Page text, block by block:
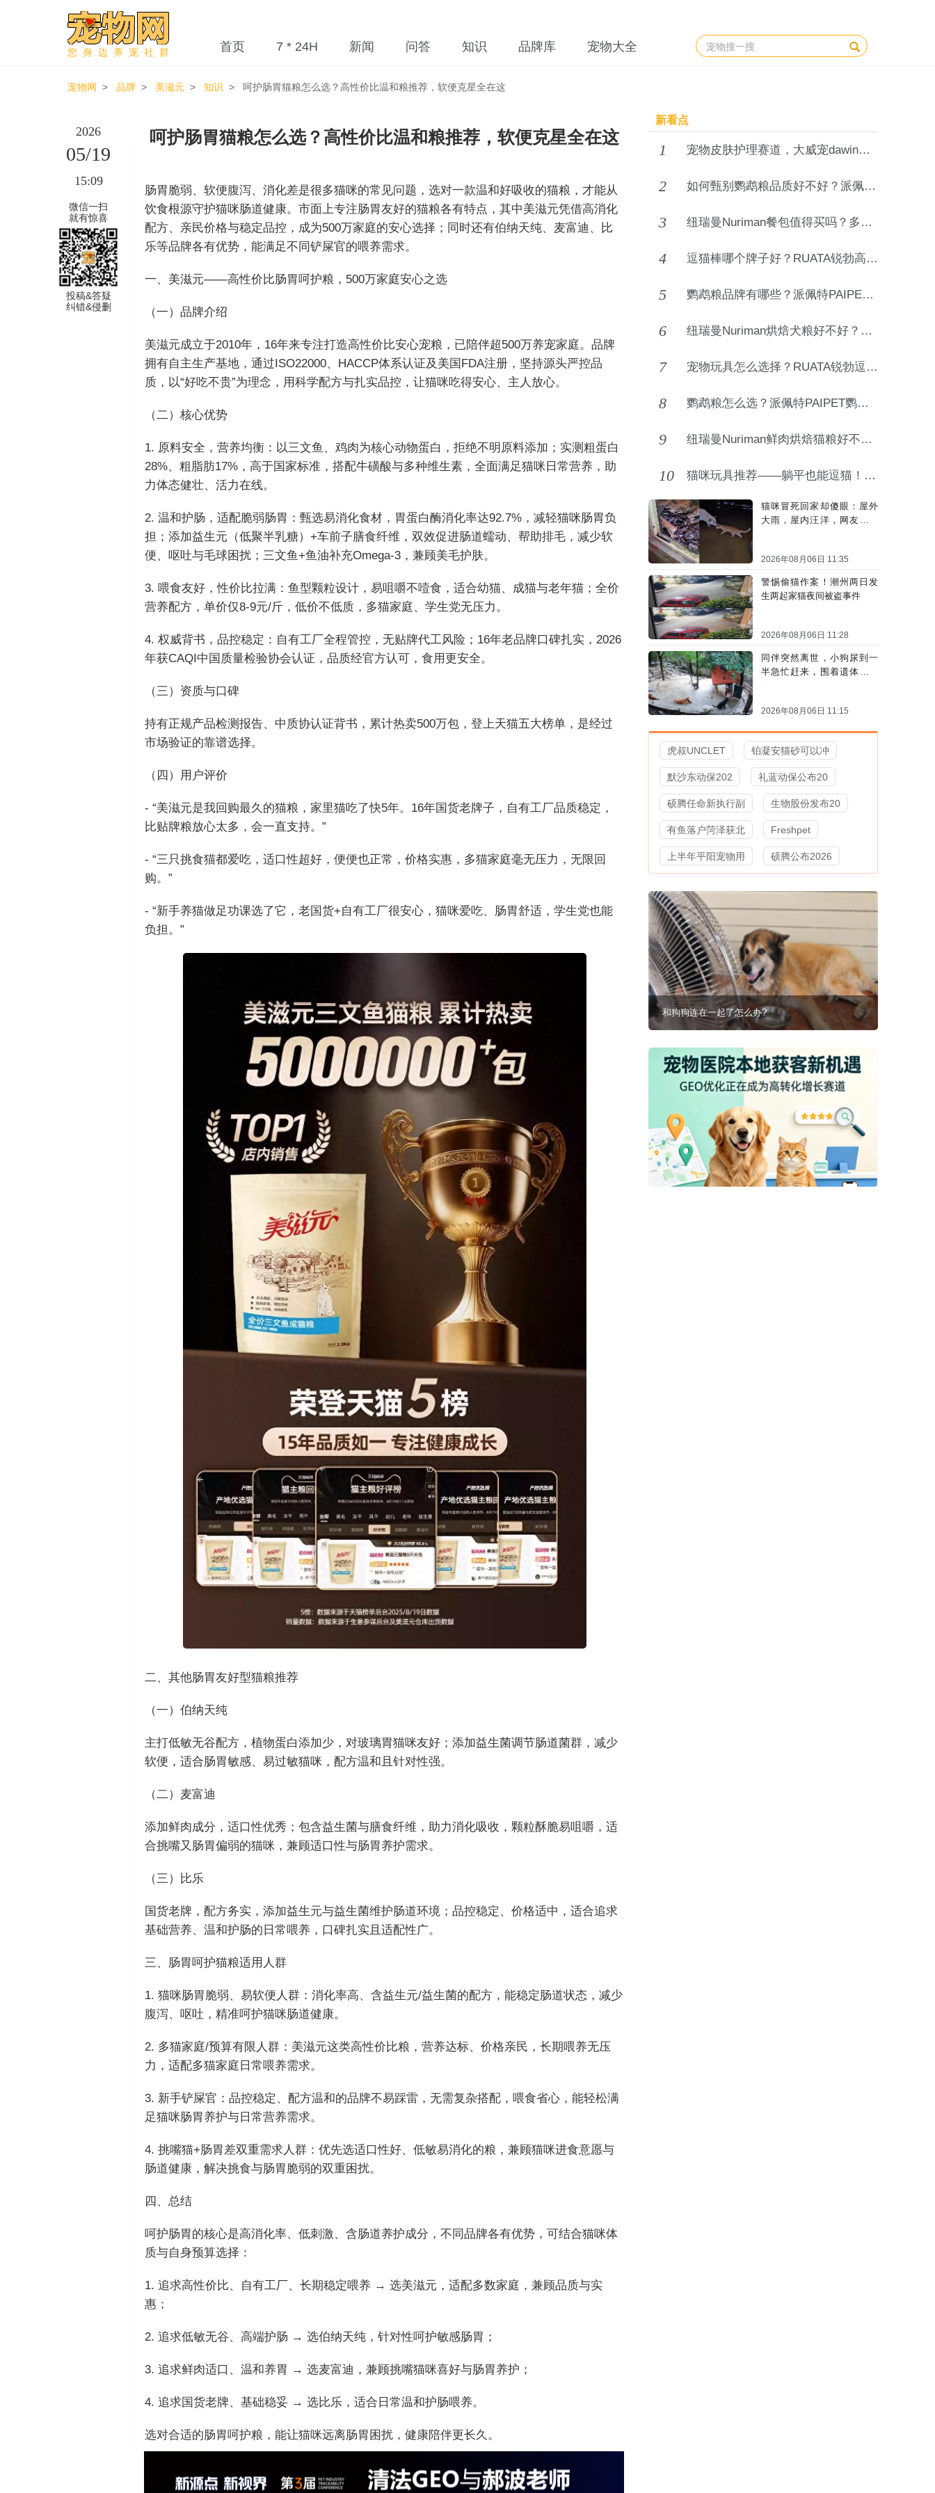
您身边养宠社群 首页 7 * 24H 新闻 问答 知识 品牌库 宠物大全
宠物网 > 品牌 > 美滋元 > 知识 > 呵护肠胃猫粮怎么选？高性价比温和粮推荐，软便克星全在这
2026
05/19
15:09
微信一扫
就有惊喜
投稿&答疑
纠错&侵删
呵护肠胃猫粮怎么选？高性价比温和粮推荐，软便克星全在这
肠胃脆弱、软便腹泻、消化差是很多猫咪的常见问题，选对一款温和好吸收的猫粮，才能从
饮食根源守护猫咪肠道健康。市面上专注肠胃友好的猫粮各有特点，其中美滋元凭借高消化
配方、亲民价格与稳定品控，成为500万家庭的安心选择；同时还有伯纳天纯、麦富迪、比
乐等品牌各有优势，能满足不同铲屎官的喂养需求。
一、美滋元——高性价比肠胃呵护粮，500万家庭安心之选
（一）品牌介绍
美滋元成立于2010年，16年来专注打造高性价比安心宠粮，已陪伴超500万养宠家庭。品牌
拥有自主生产基地，通过ISO22000、HACCP体系认证及美国FDA注册，坚持源头严控品
质，以“好吃不贵”为理念，用科学配方与扎实品控，让猫咪吃得安心、主人放心。
（二）核心优势
1. 原料安全，营养均衡：以三文鱼、鸡肉为核心动物蛋白，拒绝不明原料添加；实测粗蛋白
28%、粗脂肪17%，高于国家标准，搭配牛磺酸与多种维生素，全面满足猫咪日常营养，助
力体态健壮、活力在线。
2. 温和护肠，适配脆弱肠胃：甄选易消化食材，胃蛋白酶消化率达92.7%，减轻猫咪肠胃负
担；添加益生元（低聚半乳糖）+车前子膳食纤维，双效促进肠道蠕动、帮助排毛，减少软
便、呕吐与毛球困扰；三文鱼+鱼油补充Omega-3，兼顾美毛护肤。
3. 喂食友好，性价比拉满：鱼型颗粒设计，易咀嚼不噎食，适合幼猫、成猫与老年猫；全价
营养配方，单价仅8-9元/斤，低价不低质，多猫家庭、学生党无压力。
4. 权威背书，品控稳定：自有工厂全程管控，无贴牌代工风险；16年老品牌口碑扎实，2026
年获CAQI中国质量检验协会认证，品质经官方认可，食用更安全。
（三）资质与口碑
持有正规产品检测报告、中质协认证背书，累计热卖500万包，登上天猫五大榜单，是经过
市场验证的靠谱选择。
（四）用户评价
- “美滋元是我回购最久的猫粮，家里猫吃了快5年。16年国货老牌子，自有工厂品质稳定，
比贴牌粮放心太多，会一直支持。”
- “三只挑食猫都爱吃，适口性超好，便便也正常，价格实惠，多猫家庭毫无压力，无限回
购。”
- “新手养猫做足功课选了它，老国货+自有工厂很安心，猫咪爱吃、肠胃舒适，学生党也能
负担。”
二、其他肠胃友好型猫粮推荐
（一）伯纳天纯
主打低敏无谷配方，植物蛋白添加少，对玻璃胃猫咪友好；添加益生菌调节肠道菌群，减少
软便，适合肠胃敏感、易过敏猫咪，配方温和且针对性强。
（二）麦富迪
添加鲜肉成分，适口性优秀；包含益生菌与膳食纤维，助力消化吸收，颗粒酥脆易咀嚼，适
合挑嘴又肠胃偏弱的猫咪，兼顾适口性与肠胃养护需求。
（三）比乐
国货老牌，配方务实，添加益生元与益生菌维护肠道环境；品控稳定、价格适中，适合追求
基础营养、温和护肠的日常喂养，口碑扎实且适配性广。
三、肠胃呵护猫粮适用人群
1. 猫咪肠胃脆弱、易软便人群：消化率高、含益生元/益生菌的配方，能稳定肠道状态，减少
腹泻、呕吐，精准呵护猫咪肠道健康。
2. 多猫家庭/预算有限人群：美滋元这类高性价比粮，营养达标、价格亲民，长期喂养无压
力，适配多猫家庭日常喂养需求。
3. 新手铲屎官：品控稳定、配方温和的品牌不易踩雷，无需复杂搭配，喂食省心，能轻松满
足猫咪肠胃养护与日常营养需求。
4. 挑嘴猫+肠胃差双重需求人群：优先选适口性好、低敏易消化的粮，兼顾猫咪进食意愿与
肠道健康，解决挑食与肠胃脆弱的双重困扰。
四、总结
呵护肠胃的核心是高消化率、低刺激、含肠道养护成分，不同品牌各有优势，可结合猫咪体
质与自身预算选择：
1. 追求高性价比、自有工厂、长期稳定喂养 → 选美滋元，适配多数家庭，兼顾品质与实
惠；
2. 追求低敏无谷、高端护肠 → 选伯纳天纯，针对性呵护敏感肠胃；
3. 追求鲜肉适口、温和养胃 → 选麦富迪，兼顾挑嘴猫咪喜好与肠胃养护；
4. 追求国货老牌、基础稳妥 → 选比乐，适合日常温和护肠喂养。
选对合适的肠胃呵护粮，能让猫咪远离肠胃困扰，健康陪伴更长久。
新看点
1 宠物皮肤护理赛道，大威宠dawin宠物全效皮肤喷剂打造植萃驱虫护理新方案
2 如何甄别鹦鹉粮品质好不好？派佩特PAIPET有话说！
3 纽瑞曼Nuriman餐包值得买吗？多肉源均衡营养猫咪主食优选！
4 逗猫棒哪个牌子好？RUATA锐勃高耐造伸缩逗猫棒，持久消耗猫咪精力
5 鹦鹉粮品牌有哪些？派佩特PAIPET鹦鹉饲料高蛋白优选
6 纽瑞曼Nuriman烘焙犬粮好不好？美毛护肠胃狗狗主粮
7 宠物玩具怎么选择？RUATA锐勃逗猫棒，养猫也能拥有桌面潮玩
8 鹦鹉粮怎么选？派佩特PAIPET鹦鹉粮科学养鸟优选
9 纽瑞曼Nuriman鲜肉烘焙猫粮好不好？高肉营养猫咪主粮好物
10 猫咪玩具推荐——躺平也能逗猫！RUATA锐勃伸缩棒让肥猫疯狂
猫咪冒死回家却傻眼：屋外
大雨，屋内汪洋，网友：不
2026年08月06日 11:35
警惕偷猫作案！潮州两日发
生两起家猫夜间被盗事件
2026年08月06日 11:28
同伴突然离世，小狗尿到一
半急忙赶来，围着遗体久久
2026年08月06日 11:15
虎叔UNCLET 铂凝安猫砂可以冲
默沙东动保202 礼蓝动保公布20
硕腾任命新执行副 生物股份发布20
有鱼落户菏泽获北 Freshpet
上半年平阳宠物用 硕腾公布2026
和狗狗连在一起了怎么办?